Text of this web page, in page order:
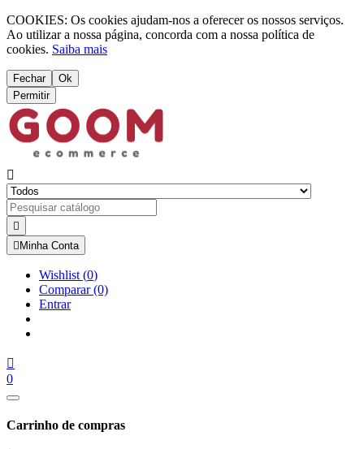
COOKIES: Os cookies ajudam-nos a oferecer os nossos serviços.
Ao utilizar a nossa página, concorda com a nossa política de
cookies. Saiba mais
Fechar
Ok
Permitir


 Minha Conta
Wishlist (0)
Comparar(0)
Entrar

0
Carrinho de compras